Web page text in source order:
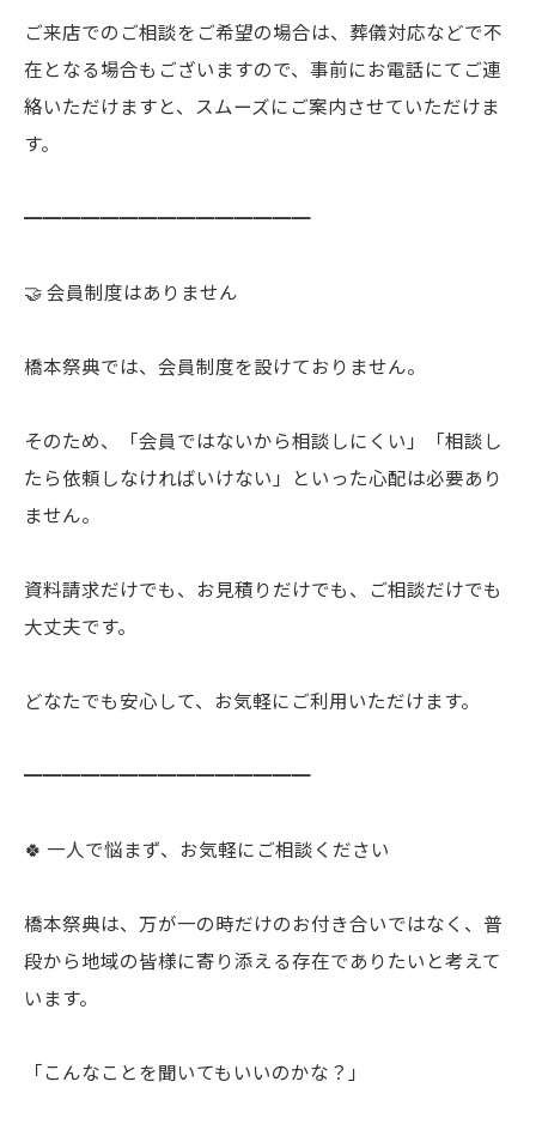
ご来店でのご相談をご希望の場合は、葬儀対応などで不
在となる場合もございますので、事前にお電話にてご連
絡いただけますと、スムーズにご案内させていただけま
す。
━━━━━━━━━━━━━━━
🤝 会員制度はありません
橋本祭典では、会員制度を設けておりません。
そのため、「会員ではないから相談しにくい」「相談し
たら依頼しなければいけない」といった心配は必要あり
ません。
資料請求だけでも、お見積りだけでも、ご相談だけでも
大丈夫です。
どなたでも安心して、お気軽にご利用いただけます。
━━━━━━━━━━━━━━━
🍀 一人で悩まず、お気軽にご相談ください
橋本祭典は、万が一の時だけのお付き合いではなく、普
段から地域の皆様に寄り添える存在でありたいと考えて
います。
「こんなことを聞いてもいいのかな？」